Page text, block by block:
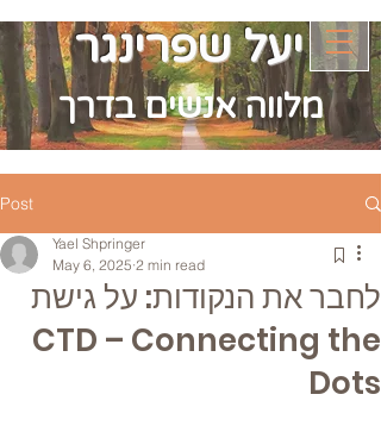
יעל שפרינגר
מלווה אנשים בדרך
Post
לחבר את הנקודות: על גישת
CTD – Connecting the
Dots
Yael Shpringer
May 6, 2025 2 min read